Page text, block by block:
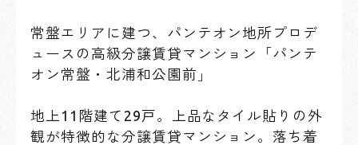
常盤エリアに建つ、パンテオン地所プロデ
ュースの高級分譲賃貸マンション「パンテ
オン常盤・北浦和公園前」
地上11階建て29戸。上品なタイル貼りの外
観が特徴的な分譲賃貸マンション。落ち着